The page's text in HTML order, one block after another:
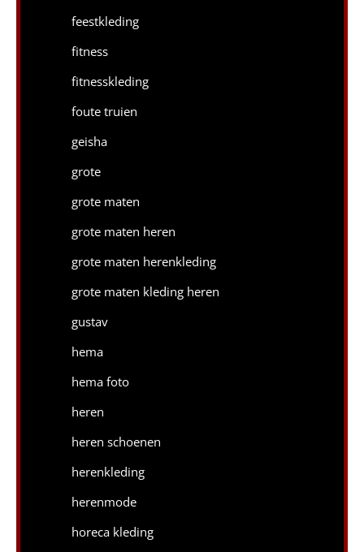
feestkleding
fitness
fitnesskleding
foute truien
geisha
grote
grote maten
grote maten heren
grote maten herenkleding
grote maten kleding heren
gustav
hema
hema foto
heren
heren schoenen
herenkleding
herenmode
horeca kleding